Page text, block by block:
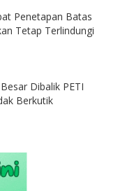
Penetapan Batas
Tetap Terlindungi
Dibalik PETI
Berkutik